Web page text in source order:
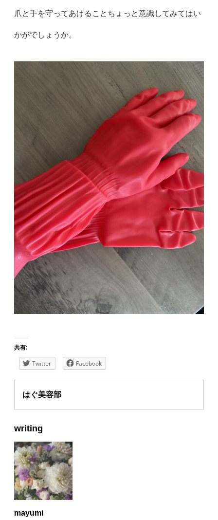
爪と手を守ってあげることちょっと意識してみてはい
かがでしょうか。
共有:
Twitter Facebook
はぐ美容部
writing
mayumi